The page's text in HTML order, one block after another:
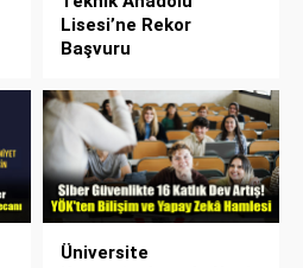
Lisesi’ne Rekor
Başvuru
Üniversite